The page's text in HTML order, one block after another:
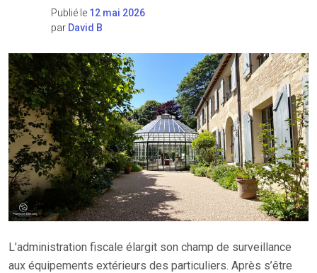
Publié le 12 mai 2026
par David B
L’administration fiscale élargit son champ de surveillance
aux équipements extérieurs des particuliers. Après s’être